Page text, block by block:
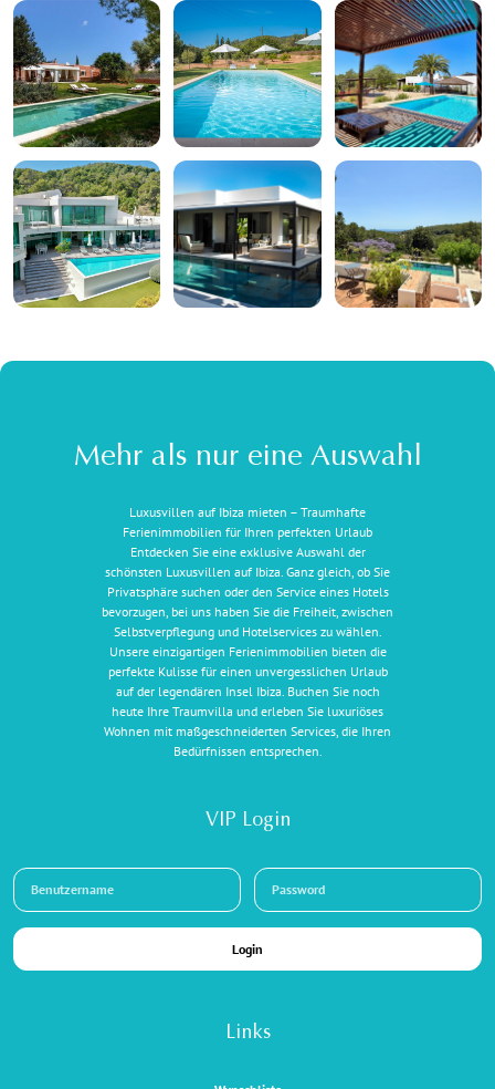
Mehr als nur eine Auswahl
Luxusvillen auf Ibiza mieten – Traumhafte
Ferienimmobilien für Ihren perfekten Urlaub
Entdecken Sie eine exklusive Auswahl der
schönsten Luxusvillen auf Ibiza. Ganz gleich, ob Sie
Privatsphäre suchen oder den Service eines Hotels
bevorzugen, bei uns haben Sie die Freiheit, zwischen
Selbstverpflegung und Hotelservices zu wählen.
Unsere einzigartigen Ferienimmobilien bieten die
perfekte Kulisse für einen unvergesslichen Urlaub
auf der legendären Insel Ibiza. Buchen Sie noch
heute Ihre Traumvilla und erleben Sie luxuriöses
Wohnen mit maßgeschneiderten Services, die Ihren
Bedürfnissen entsprechen.
Links
VIP Login
Login